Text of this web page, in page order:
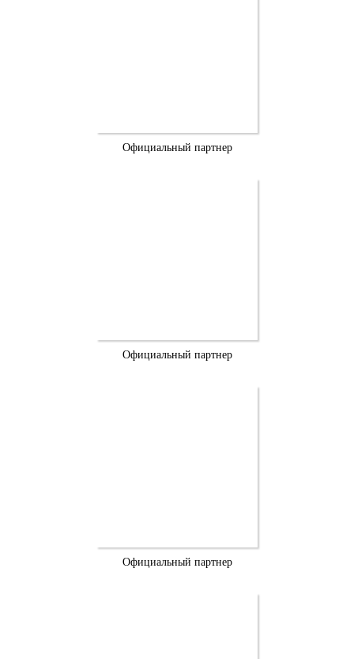
Официальный партнер
Официальный партнер
Официальный партнер